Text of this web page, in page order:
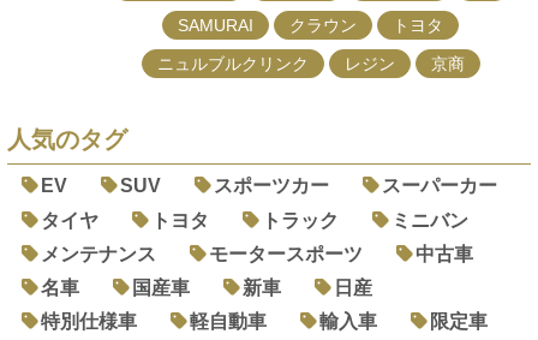
SAMURAI
クラウン
トヨタ
ニュルブルクリンク
レジン 京商
人気のタグ
EV SUV スポーツカー
スーパーカー
タイヤ
トヨタ トラック
ミニバン
メンテナンス
モータースポーツ
中古車
名車
国産車 新車
日産
特別仕様車
軽自動車 輸入車
限定車